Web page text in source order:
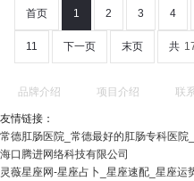
首页 1 2 3 4
11 下一页 末页 共
品牌介绍 项目介绍 联
友情链接：
常德肛肠医院_常德最好的肛肠专科医院
海口腾进网络科技有限公司
灵薇星座网-星座占卜_星座速配_星座运